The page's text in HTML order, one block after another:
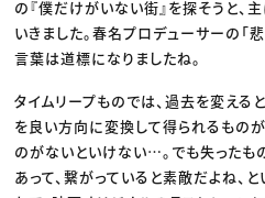
の『僕だけがいない街』を探そうと、
いきました。春名プロデューサーの「
言葉は道標になりましたね。
タイムリープものでは、過去を変える
を良い方向に変換して得られるもの
のがないといけない…。でも失ったも
あって、繋がっていると素敵だよね、